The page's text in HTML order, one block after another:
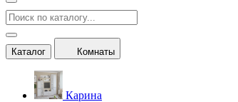
Каталог Комнаты
Карина